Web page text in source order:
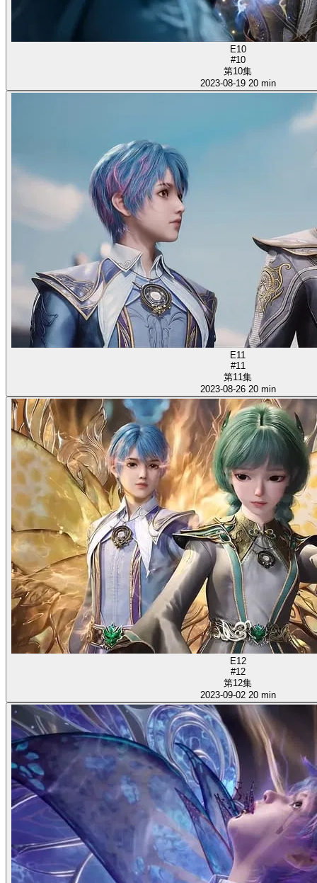
E10
#10
第10集
2023-08-19 20 min
E11
#11
第11集
2023-08-26 20 min
E12
#12
第12集
2023-09-02 20 min